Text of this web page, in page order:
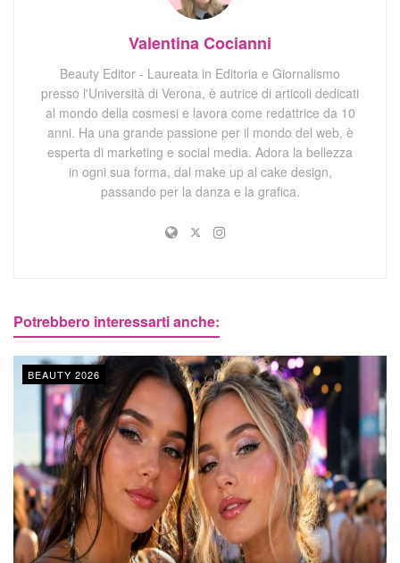
Valentina Cocianni
Beauty Editor - Laureata in Editoria e Giornalismo
presso l'Università di Verona, è autrice di articoli dedicati
al mondo della cosmesi e lavora come redattrice da 10
anni. Ha una grande passione per il mondo del web, è
esperta di marketing e social media. Adora la bellezza
in ogni sua forma, dal make up al cake design,
passando per la danza e la grafica.
Potrebbero interessarti anche:
BEAUTY 2026